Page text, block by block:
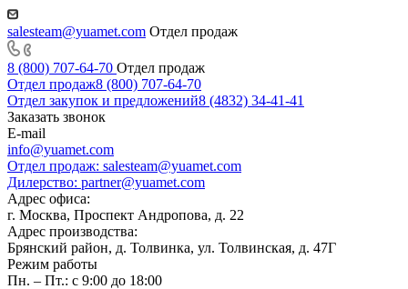
salesteam@yuamet.com Отдел продаж
8 (800) 707-64-70 Отдел продаж
Отдел продаж8 (800) 707-64-70
Отдел закупок и предложений8 (4832) 34-41-41
Заказать звонок
E-mail
info@yuamet.com
Отдел продаж: salesteam@yuamet.com
Дилерство: partner@yuamet.com
Адрес офиса:
г. Москва, Проспект Андропова, д. 22
Адрес производства:
Брянский район, д. Толвинка, ул. Толвинская, д. 47Г
Режим работы
Пн. – Пт.: с 9:00 до 18:00